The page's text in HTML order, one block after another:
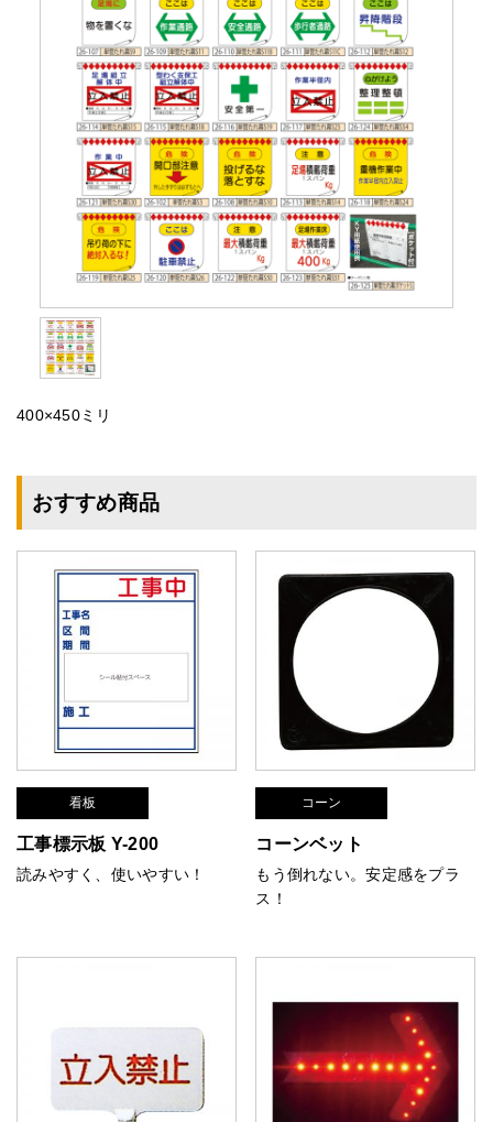
400×450ミリ
おすすめ商品
看板
工事標示板 Y-200
読みやすく、使いやすい！
コーン
コーンベット
もう倒れない。安定感をプラ
ス！